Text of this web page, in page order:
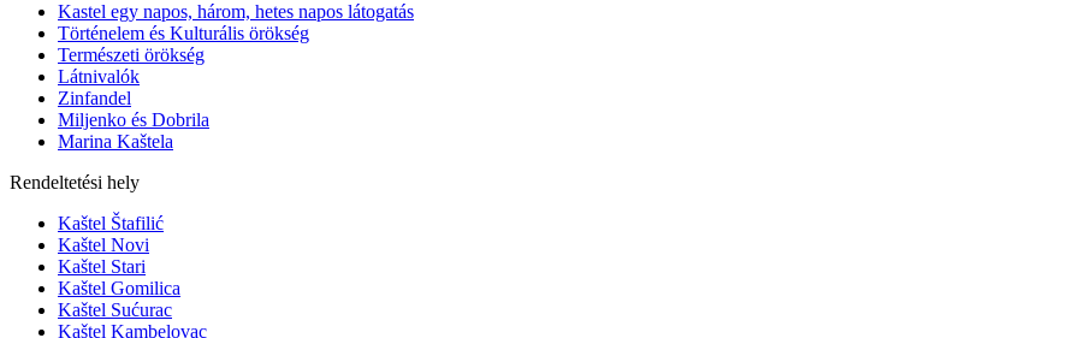
Kastel egy napos, három, hetes napos látogatás
Történelem és Kulturális örökség
Természeti örökség
Látnivalók
Zinfandel
Miljenko és Dobrila
Marina Kaštela
Rendeltetési hely
Kaštel Štafilić
Kaštel Novi
Kaštel Stari
Kaštel Gomilica
Kaštel Sućurac
Kaštel Kambelovac